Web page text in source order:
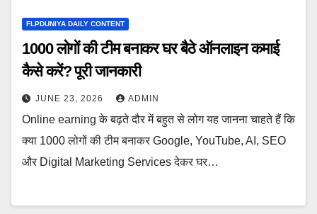
FLPDUNIYA DAILY CONTENT
1000 लोगों की टीम बनाकर घर बैठे ऑनलाइन कमाई
कैसे करें? पूरी जानकारी
JUNE 23, 2026 ADMIN
Online earning के बढ़ते दौर में बहुत से लोग यह जानना चाहते हैं कि
क्या 1000 लोगों की टीम बनाकर Google, YouTube, AI, SEO
और Digital Marketing Services देकर घर…